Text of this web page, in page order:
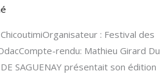
: Festival des
rendu: Mathieu Girard Du
SAGUENAY présentait son édition